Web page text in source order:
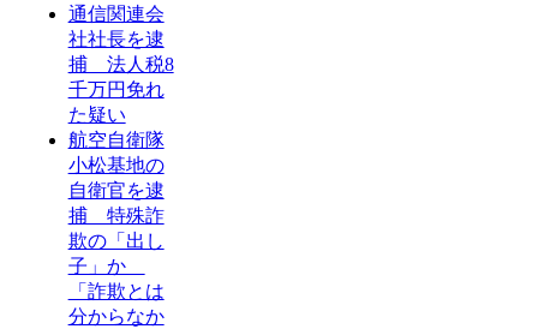
通信関連会
社社長を逮
捕 法人税8
千万円免れ
た疑い
航空自衛隊
小松基地の
自衛官を逮
捕 特殊詐
欺の「出し
子」か
「詐欺とは
分からなか